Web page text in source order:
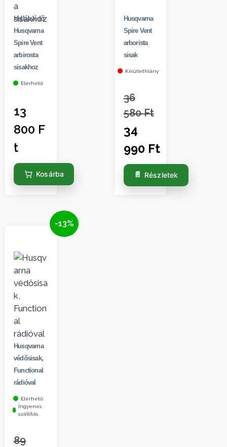
Hallásvédő
Husqvarna
Spire Vent
arbirosta
sisakhoz
Elérhető
13
800 F
t
Kosárba
Husqvarna
Spire Vent
arborista
sisak
Készlethiány
36
580Ft
34
990 Ft
Részletek
-13%
Husqvarna
védősisak,
Functional
rádióval
Elérhető
Ingyenes
szállítás
89